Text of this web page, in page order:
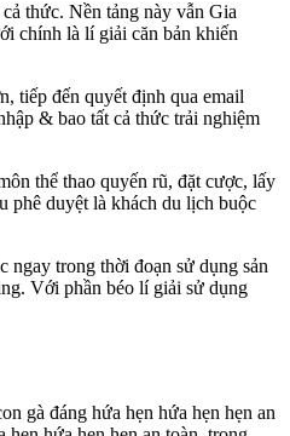
thức. Nền tảng này vẫn Gia
chính là lí giải căn bản khiến
tiếp đến quyết định qua email
& bao tất cả thức trải nghiệm
thể thao quyến rũ, đặt cược, lấy
phê duyệt là khách du lịch buộc
ngay trong thời đoạn sử dụng sản
Với phần béo lí giải sử dụng
gà đáng hứa hẹn hứa hẹn hẹn an